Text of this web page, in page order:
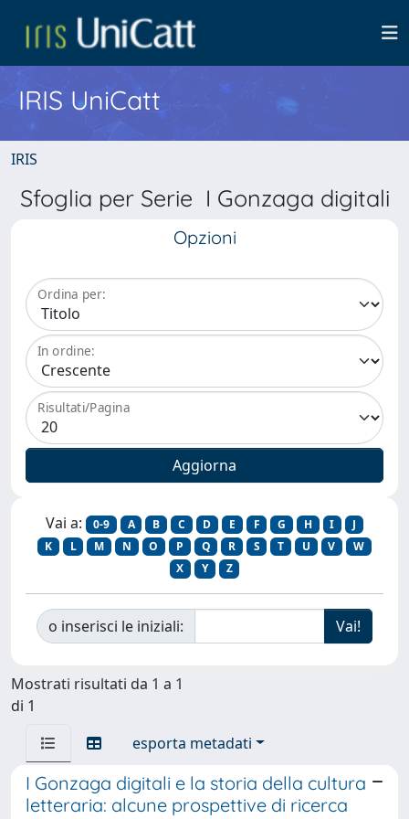
IRIS UniCatt
IRIS
Sfoglia per Serie I Gonzaga digitali
Opzioni
Ordina per:
In ordine:
Risultati/Pagina
Vai a: 0-9 A B C D E F G H I
J
K
L M N O P Q R S T U V
W
X
Y Z
o inserisci le iniziali:
Mostrati risultati da 1 a 1
di 1
esporta metadati
I Gonzaga digitali e la storia della cultura
letteraria: alcune prospettive di ricerca